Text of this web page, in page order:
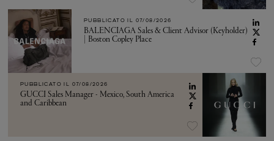
PUBBLICATO IL 07/08/2026
BALENCIAGA Sales & Client Advisor (Keyholder)
| Boston Copley Place
PUBBLICATO IL 07/08/2026
GUCCI Sales Manager - Mexico, South America
and Caribbean